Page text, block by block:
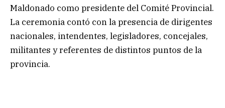
Maldonado como presidente del Comité Provincial.
La ceremonia contó con la presencia de dirigentes
nacionales, intendentes, legisladores, concejales,
militantes y referentes de distintos puntos de la
provincia.